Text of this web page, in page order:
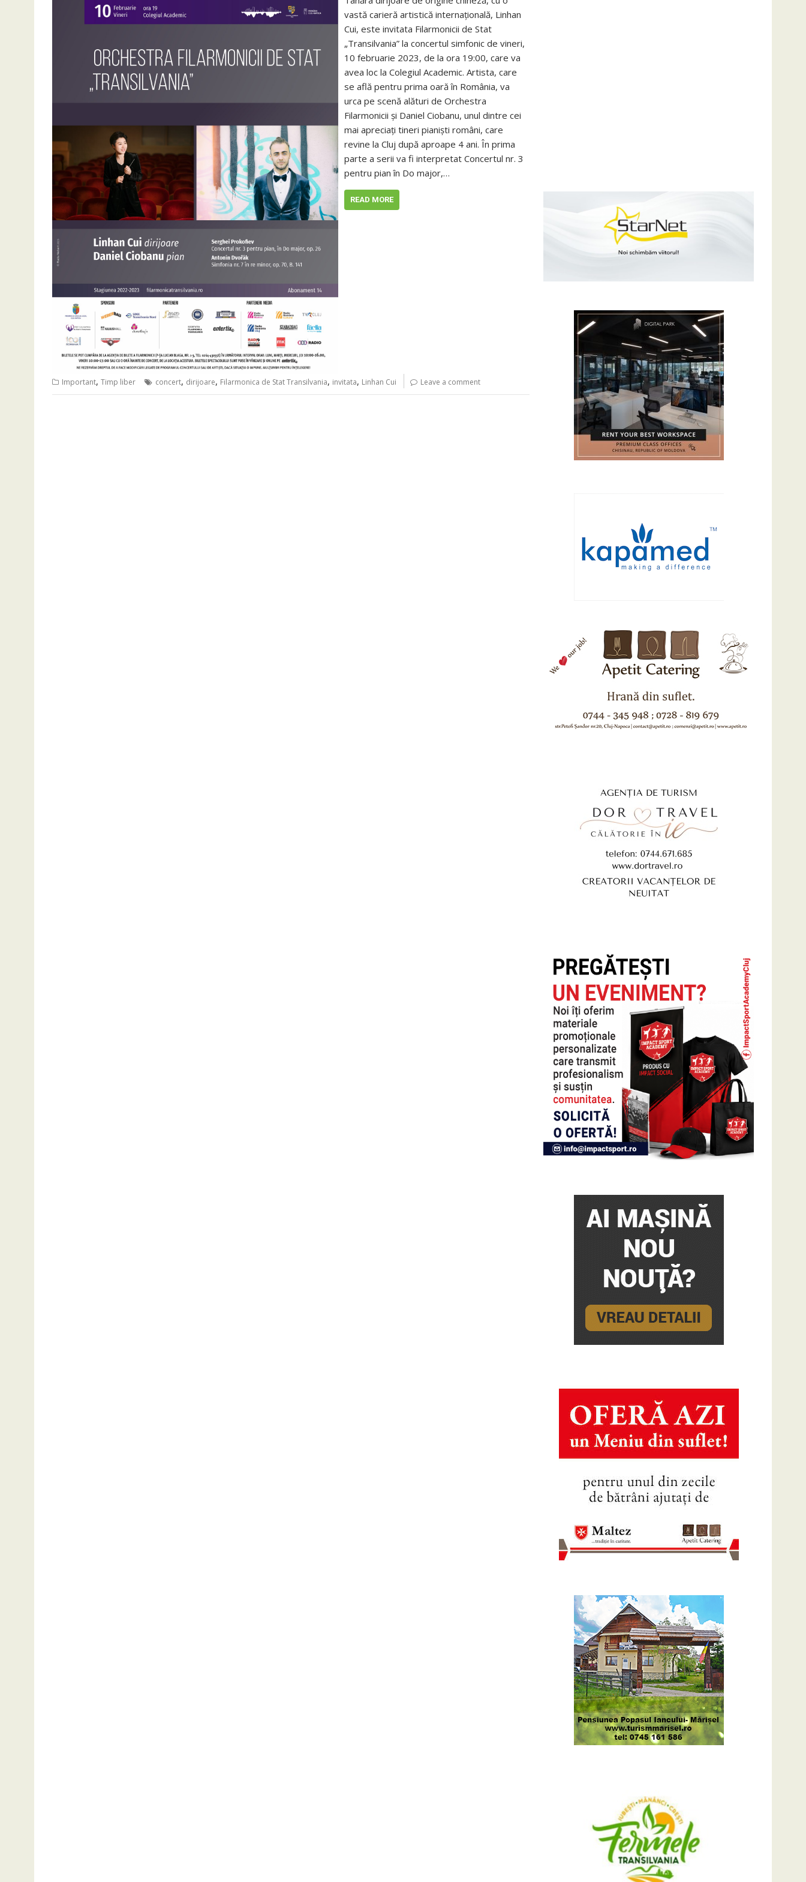
vastă carieră artistică internațională, Linhan
Cui, este invitata Filarmonicii de Stat
„Transilvania” la concertul simfonic de vineri,
10 februarie 2023, de la ora 19:00, care va
avea loc la Colegiul Academic. Artista, care
se află pentru prima oară în România, va
urca pe scenă alături de Orchestra
Filarmonicii și Daniel Ciobanu, unul dintre cei
mai apreciați tineri pianiști români, care
revine la Cluj după aproape 4 ani. În prima
parte a serii va fi interpretat Concertul nr. 3
pentru pian în Do major,…
READ MORE
Important, Timp liber concert, dirijoare, Filarmonica de Stat Transilvania, invitata, Linhan Cui Leave a comment